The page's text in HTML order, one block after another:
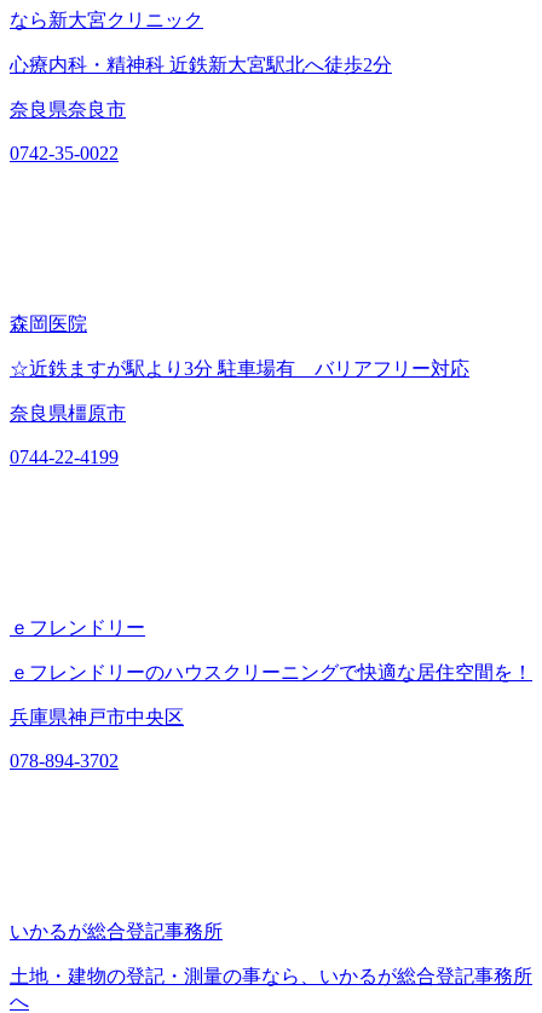
なら新大宮クリニック
心療内科・精神科 近鉄新大宮駅北へ徒歩2分
奈良県奈良市
0742-35-0022
森岡医院
☆近鉄ますが駅より3分 駐車場有 バリアフリー対応
奈良県橿原市
0744-22-4199
ｅフレンドリー
ｅフレンドリーのハウスクリーニングで快適な居住空間を！
兵庫県神戸市中央区
078-894-3702
いかるが総合登記事務所
土地・建物の登記・測量の事なら、いかるが総合登記事務所
へ